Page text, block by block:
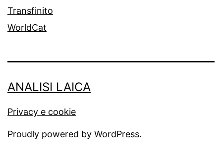
Transfinito
WorldCat
ANALISI LAICA
Privacy e cookie
Proudly powered by WordPress.